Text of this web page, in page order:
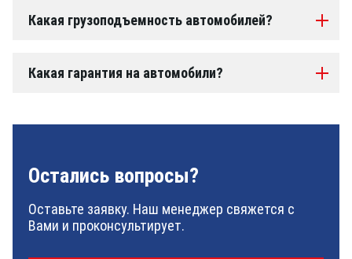
Какая грузоподъемность автомобилей?
Какая гарантия на автомобили?
Остались вопросы?
Оставьте заявку. Наш менеджер свяжется с
Вами и проконсультирует.